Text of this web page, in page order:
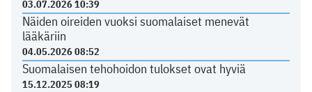
03.07.2026 10:39
Näiden oireiden vuoksi suomalaiset menevät
lääkäriin
04.05.2026 08:52
Suomalaisen tehohoidon tulokset ovat hyviä
15.12.2025 08:19